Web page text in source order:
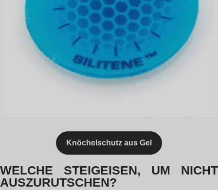
Knöchelschutz aus Gel
WELCHE STEIGEISEN, UM NICHT
AUSZURUTSCHEN?